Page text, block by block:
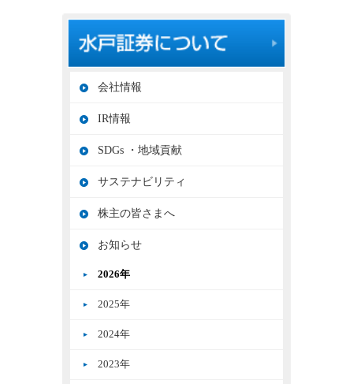
会社情報
IR情報
SDGs ・地域貢献
サステナビリティ
株主の皆さまへ
お知らせ
2026年
2025年
2024年
2023年